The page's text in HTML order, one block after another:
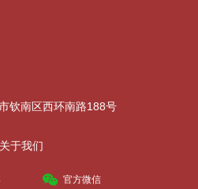
钦南区西环南路188号
关于我们
官方微信